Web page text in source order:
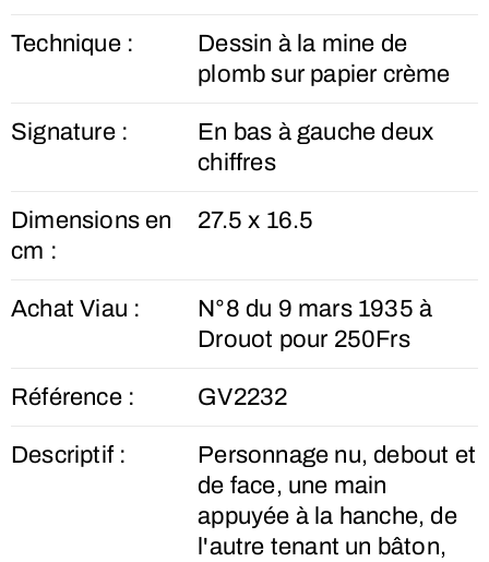
Technique :
Dessin à la mine de
plomb sur papier crème
Signature :
En bas à gauche deux
chiffres
Dimensions en
cm :
27.5 x 16.5
Achat Viau :
N°8 du 9 mars 1935 à
Drouot pour 250Frs
Référence : GV2232
Descriptif :
Personnage nu, debout et
de face, une main
appuyée à la hanche, de
l'autre tenant un bâton,